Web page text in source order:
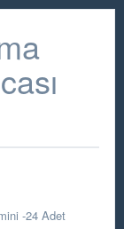
-24 Adet